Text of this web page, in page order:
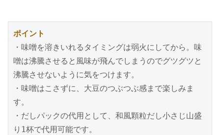
ポイント
・味噌を溶きいれるタイミングは弱火にしてから。味
噌は沸騰させると風味が飛んでしまうのでグツグツと
沸騰させないように気をつけます。
・味噌はこさずに、大豆のつぶつぶ感まで楽しみま
す。
・だしパックの代用として、和風顆粒だし小さじ山盛
り1杯で代用可能です。